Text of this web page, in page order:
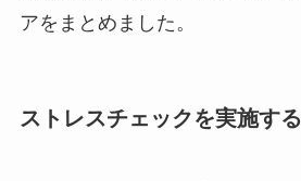
アをまとめました。
ストレスチェックを実施する